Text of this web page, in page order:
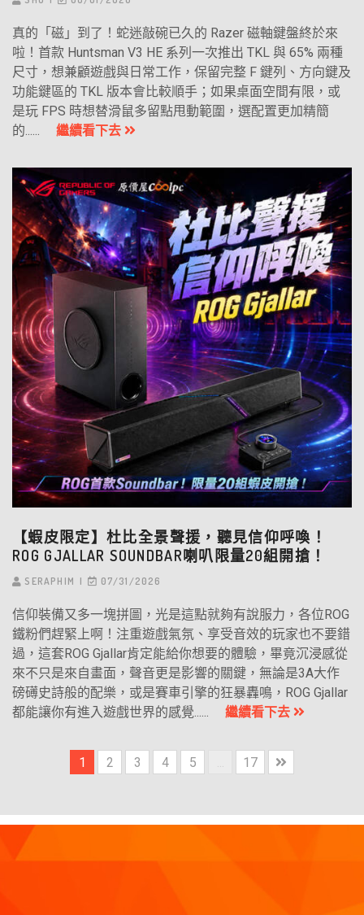
真的「磁」到了！蛇迷敲碗已久的 Razer 磁軸鍵盤終於來
啦！首款 Huntsman V3 HE 系列一次推出 TKL 與 65% 兩種
尺寸，想兼顧遊戲與日常工作，保留完整 F 鍵列、方向鍵及
功能鍵區的 TKL 版本會比較順手；如果桌面空間有限，或
是玩 FPS 時想替滑鼠多留點甩動範圍，選配置更加精簡
的...... 繼續看下去
【蝦皮限定】杜比全景聲援，聽見信仰呼喚！
ROG GJALLAR SOUNDBAR喇叭限量20組開搶！
SERAPHIM 07/31/2026
信仰裝備又多一塊拼圖，光是這點就夠有說服力，各位ROG
鐵粉們趕緊上啊！注重遊戲氣氛、享受音效的玩家也不要錯
過，這套ROG Gjallar肯定能給你想要的體驗，畢竟沉浸感從
來不只是來自畫面，聲音更是影響的關鍵，無論是3A大作
磅礡史詩般的配樂，或是賽車引擎的狂暴轟鳴，ROG Gjallar
都能讓你有進入遊戲世界的感覺...... 繼續看下去
1 2 3 4 5 17